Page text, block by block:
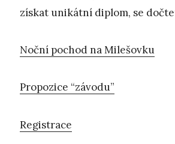
získat unikátní diplom, se
Noční pochod na Milešovku
Propozice “závodu”
Registrace